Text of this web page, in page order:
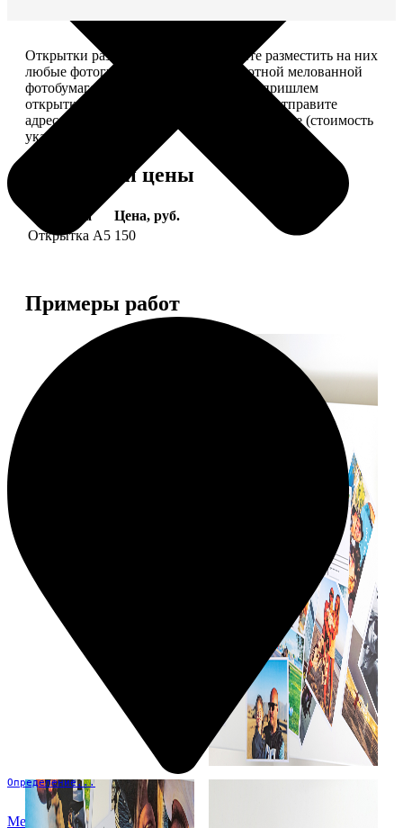
Определение...
Меню
Открытки размером 10*15, вы можете разместить на них
любые фотографии. Печатаем на плотной мелованной
фотобумаге плотностью 300 г/м2. Мы пришлем
открытки вам, вы сами их подпишете и отправите
адресату. Заказать можно 6 открыток и более (стоимость
указана за 6 штук).
Форматы и цены
Услуга
Цена, руб.
Открытка А5 150
Примеры работ